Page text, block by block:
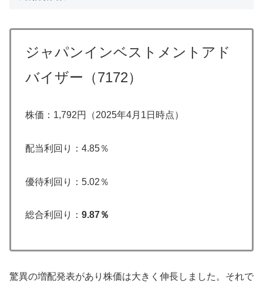
ジャパンインベストメントアド
バイザー（7172）
株価：1,792円（2025年4月1日時点）
配当利回り：4.85％
優待利回り：5.02％
総合利回り： 9.87％
驚異の増配発表があり株価は大きく伸長しました。それで